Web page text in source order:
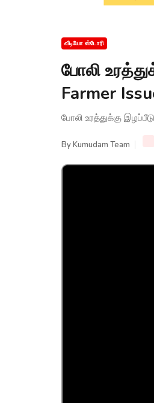
வீடியோ ஸ்டோரி
போலி
Farmer
போலி உரத்துக்கு
ByKumudam Team